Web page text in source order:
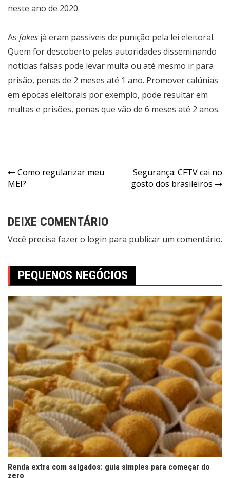
neste ano de 2020.
As fakes já eram passíveis de punição pela lei eleitoral.
Quem for descoberto pelas autoridades disseminando
notícias falsas pode levar multa ou até mesmo ir para
prisão, penas de 2 meses até 1 ano. Promover calúnias
em épocas eleitorais por exemplo, pode resultar em
multas e prisões, penas que vão de 6 meses até 2 anos.
Como regularizar meu
MEI?
Segurança: CFTV cai no
gosto dos brasileiros
DEIXE COMENTÁRIO
Você precisa fazer o login para publicar um comentário.
PEQUENOS NEGÓCIOS
Renda extra com salgados: guia simples para começar do
zero